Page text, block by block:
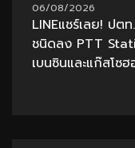
06/08/2026
LINEแชร์เลย! ปต
ชนิดลง PTT
เบนซินและแก๊สโ